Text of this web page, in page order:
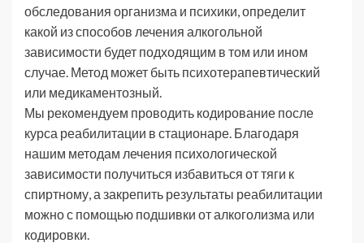
обследования организма и психики, определит
какой из способов лечения алкогольной
зависимости будет подходящим в том или ином
случае. Метод может быть психотерапевтический
или медикаментозный.
Мы рекомендуем проводить кодирование после
курса реабилитации в стационаре. Благодаря
нашим методам лечения психологической
зависимости получиться избавиться от тяги к
спиртному, а закрепить результаты реабилитации
можно с помощью подшивки от алкоголизма или
кодировки.